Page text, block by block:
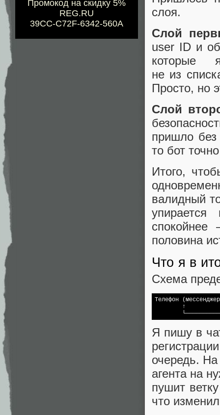
Промокод на скидку 5%
REG.RU
39CC-C72F-6342-560A
слоя.
Слой
user ID и
которые
не из
Просто, но
Слой
пришло без
то бот
Итого,
валидный
половина
Что я в
Схема
Телефон
↑
Я пишу в
очередь.
агента на
пушит
что